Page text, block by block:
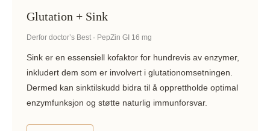
Glutation + Sink
Derfor doctor’s Best · PepZin GI 16 mg
Sink er en essensiell kofaktor for hundrevis av enzymer,
inkludert dem som er involvert i glutationomsetningen.
Dermed kan sinktilskudd bidra til å opprettholde optimal
enzymfunksjon og støtte naturlig immunforsvar.